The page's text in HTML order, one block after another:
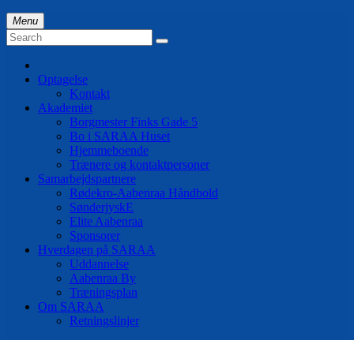
Skip
to
content
Optagelse
Kontakt
Akademiet
Borgmester Finks Gade 5
Bo i SARAA Huset
Hjemmeboende
Trænere og kontaktpersoner
Samarbejdspartnere
Rødekro-Aabenraa Håndbold
SønderjyskE
Elite Aabenraa
Sponsorer
Hverdagen på SARAA
Uddannelse
Aabenraa By
Træningsplan
Om SARAA
Retningslinjer